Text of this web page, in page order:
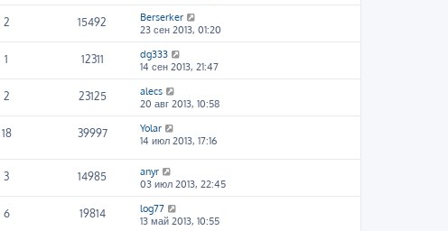
2 15492
Berserker
23 сен 2013, 01:20
1 12311
dg333
14 сен 2013, 21:47
2 23125
alecs
20 авг 2013, 10:58
18 39997
Yolar
14 июл 2013, 17:16
3 14985
anyr
03 июл 2013, 22:45
6 19814
log77
13 май 2013, 10:55